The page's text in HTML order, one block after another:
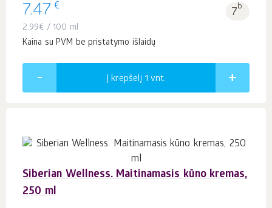
7.47 € 7b.
2.99€ / 100 ml
Kaina su PVM be pristatymo išlaidų
Į krepšelį 1 vnt.
Siberian Wellness. Maitinamasis kūno kremas,
250 ml